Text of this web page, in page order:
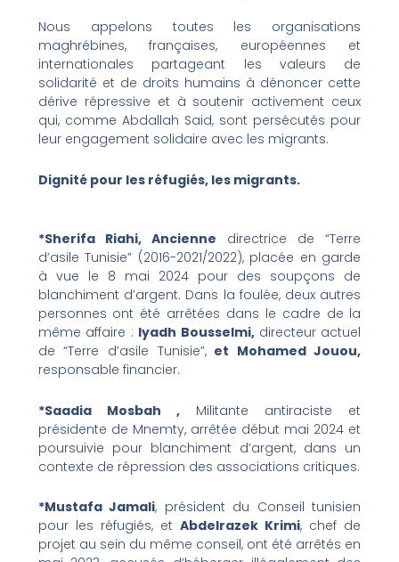
Nous appelons toutes les organisations
maghrébines, françaises, européennes et
internationales partageant les valeurs de
solidarité et de droits humains à dénoncer cette
dérive répressive et à soutenir activement ceux
qui, comme Abdallah Said, sont persécutés pour
leur engagement solidaire avec les migrants.
Dignité pour les réfugiés, les migrants.
*Sherifa Riahi, Ancienne directrice de “Terre
d’asile Tunisie” (2016-2021/2022), placée en garde
à vue le 8 mai 2024 pour des soupçons de
blanchiment d’argent. Dans la foulée, deux autres
personnes ont été arrêtées dans le cadre de la
même affaire : Iyadh Bousselmi, directeur actuel
de “Terre d’asile Tunisie”,et Mohamed Jouou,
responsable financier.
*Saadia Mosbah , Militante antiraciste et
présidente de Mnemty, arrêtée début mai 2024 et
poursuivie pour blanchiment d’argent, dans un
contexte de répression des associations critiques.
*Mustafa Jamali, président du Conseil tunisien
pour les réfugiés, etAbdelrazek Krimi, chef de
projet au sein du même conseil, ont été arrêtés en